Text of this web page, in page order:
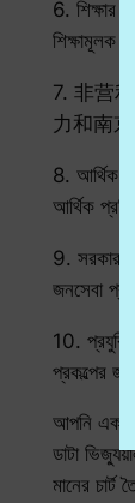
6. শিক্ষার
শিক্ষামূলক
7. 非营
力和南
8. আর্থিক
আর্থিক
9. সরকার
জনসেবা
10.
প্রকল্পের
আপনি একজন
ডাটা
মানের